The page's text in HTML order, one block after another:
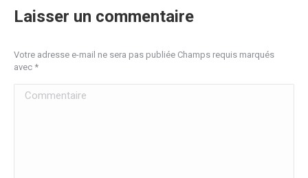
Laisser un commentaire
Votre adresse e-mail ne sera pas publiée Champs requis marqués
avec *
Commentaire